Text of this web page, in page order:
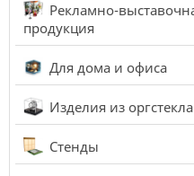
Рекламно-
продукция
Для дома и офиса
Изделия из оргстекла
Стенды